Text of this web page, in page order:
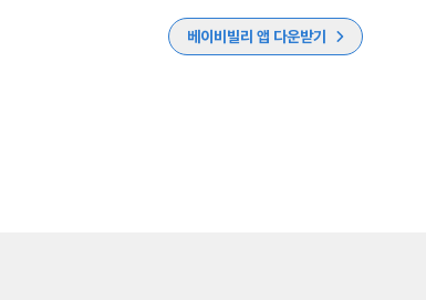
베이비빌리 앱 다운받기